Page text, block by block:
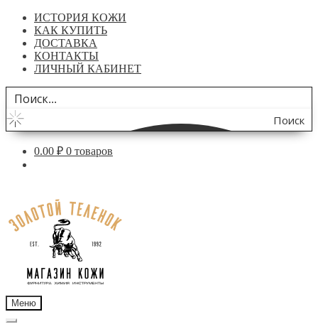
ИСТОРИЯ КОЖИ
КАК КУПИТЬ
ДОСТАВКА
КОНТАКТЫ
ЛИЧНЫЙ КАБИНЕТ
Поиск
по
0.00 ₽ 0 товаров
навигации
содержимому
Меню